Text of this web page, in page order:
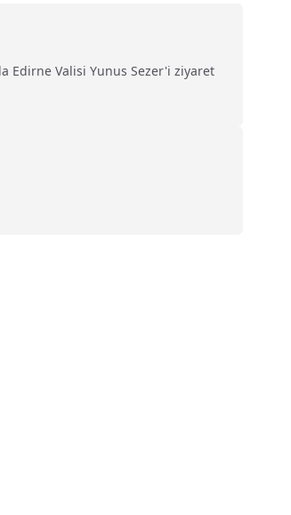
Edirne Valisi Yunus Sezer'i ziyaret